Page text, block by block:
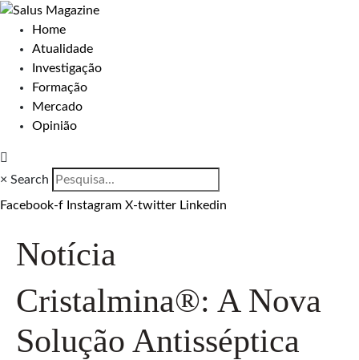
Home
Atualidade
Investigação
Formação
Mercado
Opinião
× Search
Facebook-f Instagram X-twitter Linkedin
Notícia
Cristalmina®: A Nova
Solução Antisséptica